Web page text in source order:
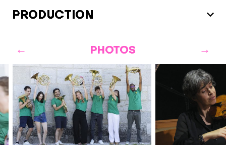
PRODUCTION
PHOTOS